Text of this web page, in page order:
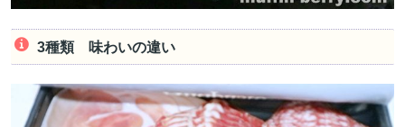
3種類 味わいの違い